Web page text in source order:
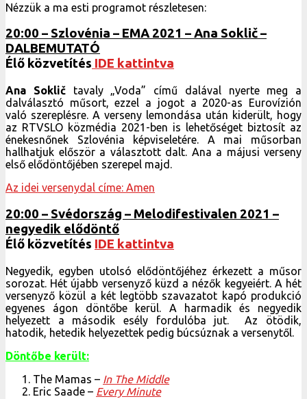
Nézzük a ma esti programot részletesen:
20:00 – Szlovénia – EMA 2021 – Ana Soklič –
DALBEMUTATÓ
Élő közvetítés IDE kattintva
Ana Sokličtavaly „Voda” című dalával nyerte meg a
dalválasztó műsort, ezzel a jogot a 2020-as Eurovízión
való szereplésre. A verseny lemondása után kiderült, hogy
az RTVSLO közmédia 2021-ben is lehetőséget biztosít az
énekesnőnek Szlovénia képviseletére. A mai műsorban
hallhatjuk először a választott dalt. Ana a májusi verseny
első elődöntőjében szerepel majd.
Az idei versenydal címe: Amen
20:00 – Svédország – Melodifestivalen 2021 –
negyedik elődöntő
Élő közvetítés IDE kattintva
Negyedik, egyben utolsó elődöntőjéhez érkezett a műsor
sorozat. Hét újabb versenyző küzd a nézők kegyeiért. A hét
versenyző közül a két legtöbb szavazatot kapó produkció
egyenes ágon döntőbe kerül. A harmadik és negyedik
helyezett a második esély fordulóba jut. Az ötödik,
hatodik, hetedik helyezettek pedig búcsúznak a versenytől.
Döntőbe került:
The Mamas – In The Middle
Eric Saade – Every Minute